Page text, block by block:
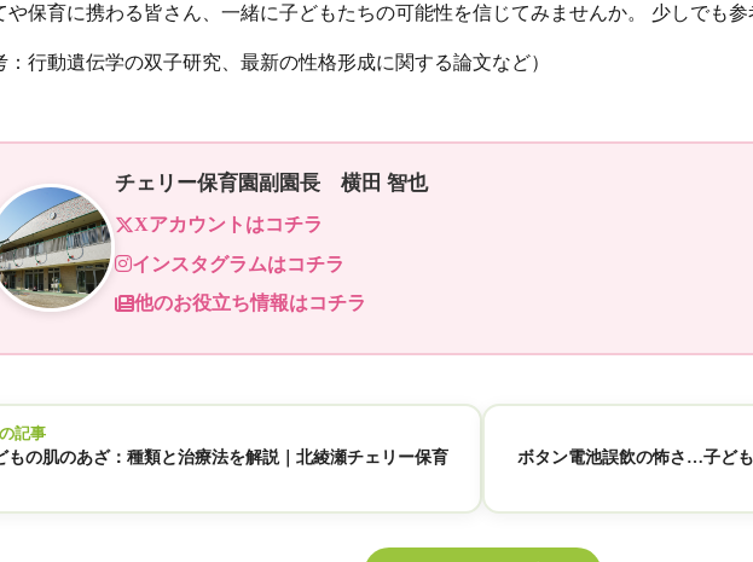
や保育に携わる皆さん、一緒に子どもたちの可能性を信じてみませんか。 少しでも参
：行動遺伝学の双子研究、最新の性格形成に関する論文など）
チェリー保育園副園長 横田 智也
Xアカウントはコチラ
インスタグラムはコチラ
他のお役立ち情報はコチラ
記事
もの肌のあざ：種類と治療法を解説｜北綾瀬チェリー保育
ボタン電池誤飲の怖さ…子ど